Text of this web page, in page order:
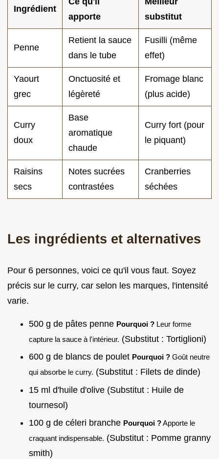
Ingrédient
apporte
substitut
Penne
Retient la sauce
dans le tube
Fusilli (même
effet)
Yaourt
grec
Onctuosité et
légèreté
Fromage blanc
(plus acide)
Curry
doux
Base
aromatique
chaude
Curry fort (pour
le piquant)
Raisins
secs
Notes sucrées
contrastées
Cranberries
séchées
Les ingrédients et alternatives
Pour 6 personnes, voici ce qu'il vous faut. Soyez
précis sur le curry, car selon les marques, l'intensité
varie.
500 g de pâtes penne Pourquoi ? Leur forme
capture la sauce à l'intérieur. (Substitut : Tortiglioni)
600 g de blancs de poulet Pourquoi ? Goût neutre
qui absorbe le curry. (Substitut : Filets de dinde)
15 ml d'huile d'olive (Substitut : Huile de
tournesol)
100 g de céleri branche Pourquoi ?Apporte le
craquant indispensable. (Substitut : Pomme granny
smith)